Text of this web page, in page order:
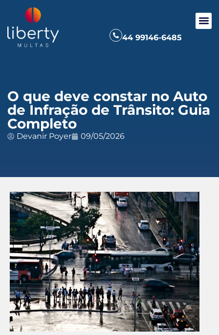
44 99146-6485
O que deve constar no Auto
de Infração de Trânsito: Guia
Completo
Devanir Poyer 09/05/2026